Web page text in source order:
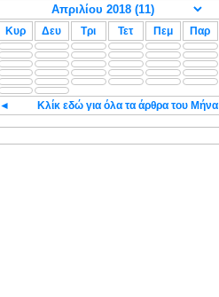
Κυρ Δευ Τρι Τετ Πεμ Παρ
◄ Κλίκ εδώ για όλα τα άρθρα του Μήνα